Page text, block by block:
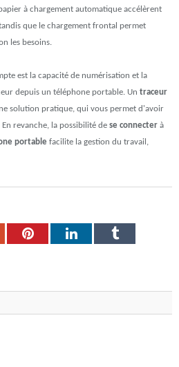
à chargement automatique accélèrent
que le chargement frontal permet
les besoins.
est la capacité de numérisation et la
depuis un téléphone portable. Un traceur
solution pratique, qui vous permet d'avoir
revanche, la possibilité de se connecter à
portable facilite la gestion du travail,
PinterestLinkedInTumblr